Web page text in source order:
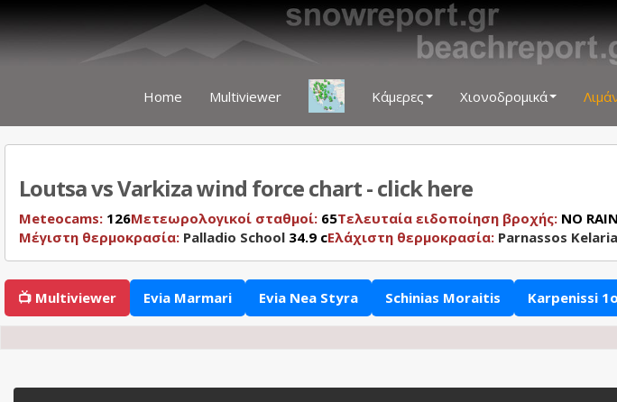
Home Multiviewer Κάμερες Χιονοδρομικά
Loutsa vs Varkiza wind force chart - click here
Meteocams: 126Μετεωρολογικοί σταθμοί: 65Τελευταία ειδοποίηση βροχής: NO RAIN
Μέγιστη θερμοκρασία: Palladio School 34.9 cΕλάχιστη θερμοκρασία: Parnassos Kelaria
📺 Multiviewer Evia Marmari Evia Nea Styra Schinias Moraitis Karpenissi